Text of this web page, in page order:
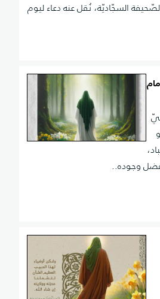
السجّاديّة، نُقل عنه دعاء ليوم
وجوده..